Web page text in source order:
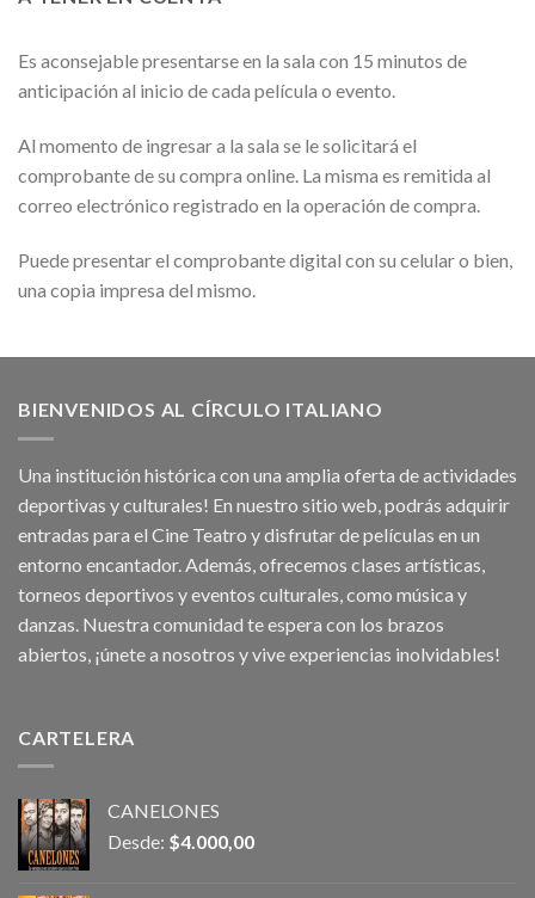
Es aconsejable presentarse en la sala con 15 minutos de
anticipación al inicio de cada película o evento.
Al momento de ingresar a la sala se le solicitará el
comprobante de su compra online. La misma es remitida al
correo electrónico registrado en la operación de compra.
Puede presentar el comprobante digital con su celular o bien,
una copia impresa del mismo.
BIENVENIDOS AL CÍRCULO ITALIANO
Una institución histórica con una amplia oferta de actividades
deportivas y culturales! En nuestro sitio web, podrás adquirir
entradas para el Cine Teatro y disfrutar de películas en un
entorno encantador. Además, ofrecemos clases artísticas,
torneos deportivos y eventos culturales, como música y
danzas. Nuestra comunidad te espera con los brazos
abiertos, ¡únete a nosotros y vive experiencias inolvidables!
CARTELERA
CANELONES
Desde: $4.000,00